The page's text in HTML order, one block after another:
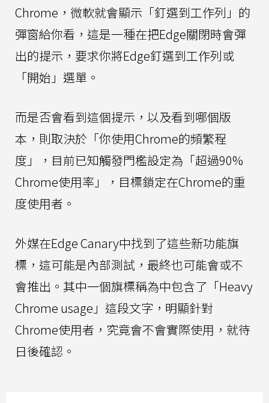
Chrome，微軟就會顯示「釘選到工作列」的
彈窗給你看，這是一種在把Edge關閉時會彈
出的提示，要求你將Edge釘選到工作列或
「開始」選單。
而是否會看到這個提示，以及看到哪個版
本，則取決於「你使用Chrome的頻繁程
度」，目前已知觸發門檻設定為「超過90%
Chrome使用率」，目標鎖定在Chrome的重
度使用者。
外媒在Edge Canary中找到了這些新功能旗
標，這可能是內部測試，最終也可能會或不
會推出。其中一個旗標稱為中包含了「Heavy
Chrome usage」這段文字，明顯針對
Chrome使用者，究竟會不會實際使用，就待
日後確認。